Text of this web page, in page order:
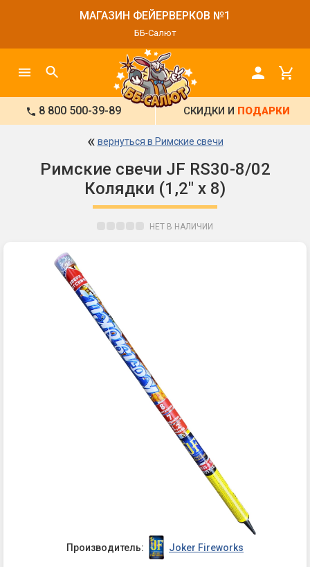
МАГАЗИН ФЕЙЕРВЕРКОВ №1
ББ-Салют
8 800 500-39-89 СКИДКИ И ПОДАРКИ
« вернуться в Римские свечи
Римские свечи JF RS30-8/02
Колядки (1,2" х 8)
НЕТ В НАЛИЧИИ
Производитель: Joker Fireworks